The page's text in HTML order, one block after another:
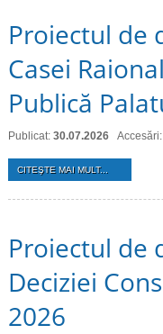
Proiectul de
Casei
Publică
Publicat: 30.07.2026
CITEŞTE MAI MULT...
Proiectul de
Deciziei
2026